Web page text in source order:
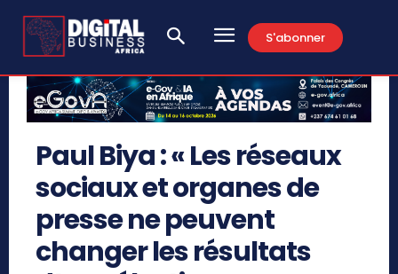
S'abonner
Paul Biya : « Les réseaux
sociaux et organes de
presse ne peuvent
changer les résultats